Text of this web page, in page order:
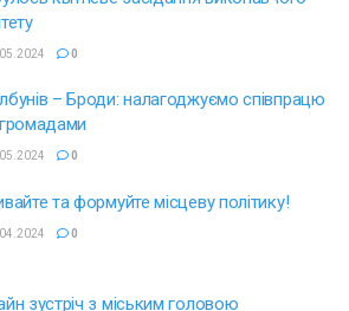
0
– Броди: налагоджуємо співпрацю
0
та формуйте місцеву політику!
0
зустріч з міським головою